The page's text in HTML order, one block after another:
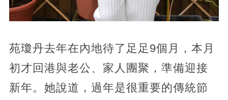
苑瓊丹去年在內地待了足足9個月，本月
初才回港與老公、家人團聚，準備迎接
新年。她說道，過年是很重要的傳統節